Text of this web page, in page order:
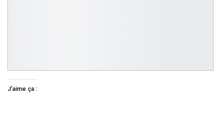
J’aime ça :